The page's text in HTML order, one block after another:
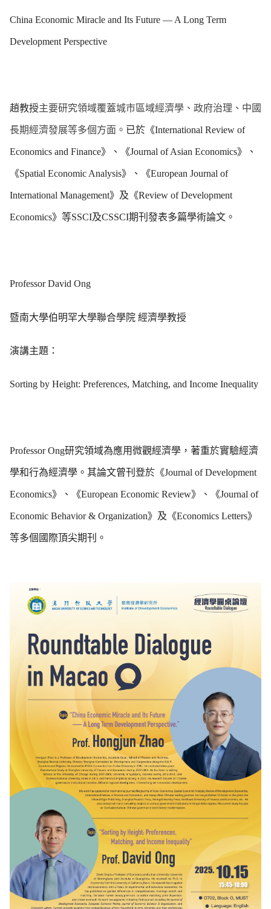
China Economic Miracle and Its Future — A Long Term
Development Perspective
趙教授主要研究領域覆蓋城市區域經濟學、政府治理、中國
長期經濟發展等多個方面。 已於《International Review of
Economics and Finance》、《Journal of Asian Economics》、
《Spatial Economic Analysis》、《European Journal of
International Management》及《Review of Development
Economics》等SSCI及CSSCI期刊發表多篇學術論文。
Professor David Ong
暨南大學伯明罕大學聯合學院 經濟學教授
演講主題：
Sorting by Height: Preferences, Matching, and Income Inequality
Professor Ong研究領域為應用微觀經濟學，著重於實驗經濟
學和行為經濟學。其論文曾刊登於《Journal of Development
Economics》、《European Economic Review》、《Journal of
Economic Behavior & Organization》及《Economics Letters》
等多個國際頂尖期刊。